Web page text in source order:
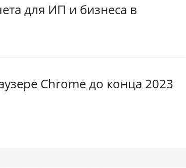
для ИП и бизнеса в
Chrome до конца 2023